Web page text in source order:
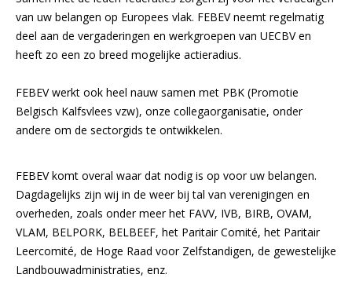
van uw belangen op Europees vlak. FEBEV neemt regelmatig
deel aan de vergaderingen en werkgroepen van UECBV en
heeft zo een zo breed mogelijke actieradius.
FEBEV werkt ook heel nauw samen met PBK (Promotie
Belgisch Kalfsvlees vzw), onze collegaorganisatie, onder
andere om de sectorgids te ontwikkelen.
FEBEV komt overal waar dat nodig is op voor uw belangen.
Dagdagelijks zijn wij in de weer bij tal van verenigingen en
overheden, zoals onder meer het FAVV, IVB, BIRB, OVAM,
VLAM, BELPORK, BELBEEF, het Paritair Comité, het Paritair
Leercomité, de Hoge Raad voor Zelfstandigen, de gewestelijke
Landbouwadministraties, enz.